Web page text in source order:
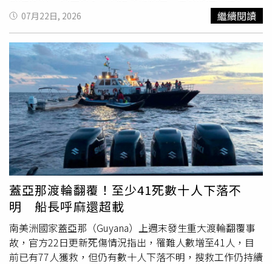
接取得積極進展，為促進中巴兩國發展和兩國人民福祉發揮
重要作用，也為動蕩的國際局勢注入寶貴的穩定性。他補
充，今年是中國共產黨成立105周年和中國「十五五」開局
之年，巴西也將迎來重要國內政治議程。中方願同巴方進一
步加強雙邊和多邊戰略協作，延續兩國命運共同體建設的良
好態勢。習近平還強調，面對新形勢、新挑戰，中國和巴西
作為全球南方重要成員，應當堅定站在歷史正確和文明進步
一邊，為改革完善全球治理體系、捍衛國際公平正義發揮更
大建設性作用。他同時指出，雙方要攜手推動「大金磚合
作」高質量發展，把準合作方向，維護團結勢頭，打造更多
成果，譜寫全球南方團結自強新篇章，「中方高度重視巴方
的國際地位和重要影響力，支持巴西維護自身主權獨立，反
對外來干涉，並為維護地區和世界和平穩定作出巴方的貢
獻。」上述習近平有關主權的表述，也呼應了22日中國外交
部長王毅與巴西外交部長維艾拉（Mauro Vieira）在菲律賓
馬尼拉（Manila）出席東南亞國家協會（ASEAN）外長會議
期間舉行的雙邊會談。該場會談正好發生在美國25%關稅正
式生效數小時後。王毅當時表示，中國將繼續支持巴西維護
索盪水時發生意外，私密處重創，返美後已接受兩次手術。
（ 圖／翻攝自GoFundMe）《紐約郵報》報導，克絲汀與
男友布雷克福特（Blake Ford）搭乘嘉年華郵輪（Carnival
Cruise）展開首次郵輪之旅，郵輪停靠宏都拉斯時，兩人前
往體驗海灘上的高空繩索盪水設施。不料就在克絲汀盪向空
中、準備落水的瞬間，疑似因回收繩索未正確安裝或固定，
繩索突然在她雙腿間猛然拉緊，導致私密處遭受災難性重
創。福特表示，事故發生後，克絲汀起初還以為只是輕微擦
傷，甚至一路強忍疼痛返回接駁車，試圖用笑容掩飾不適。
但沒過多久，她的傷勢急速惡化，私密處開始劇烈腫脹，疼
痛也愈來愈難以忍受，最後完全無法自行行走，只能靠輪椅
返回郵輪。克絲汀隨即被送往船上醫療中心治療，醫護人員
持續觀察數小時，但腫脹始終沒有消退，最後甚至腫大到如
棒球、後續更惡化至接近葡萄柚般大小。她在船上醫療中心
待了約26小時，光是基本醫療費就收到3500美元（約新台
幣10萬元）帳單，還不包括醫師診療、藥物及各項醫療處置
費用。由於郵輪距離美國本土遙遠，醫療團隊最初評估，最
近可安排後送的地點是墨西哥科斯塔瑪雅（Costa
07月22日, 2026 繼續閱讀
蓋亞那渡輪翻覆！至少41死數十人下落不
明 船長呼麻還超載
南美洲國家蓋亞那（Guyana）上週末發生重大渡輪翻覆事
故，官方22日更新死傷情況指出，罹難人數增至41人，目
前已有77人獲救，但仍有數十人下落不明，搜救工作仍持續